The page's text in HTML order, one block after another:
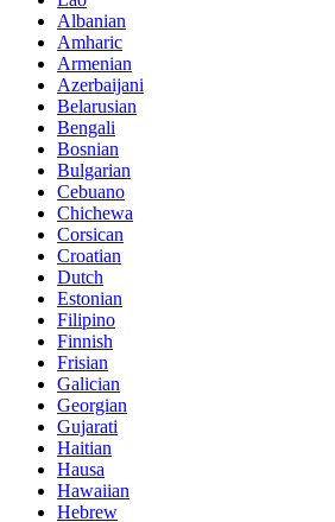
Albanian
Amharic
Armenian
Azerbaijani
Belarusian
Bengali
Bosnian
Bulgarian
Cebuano
Chichewa
Corsican
Croatian
Dutch
Estonian
Filipino
Finnish
Frisian
Galician
Georgian
Gujarati
Haitian
Hausa
Hawaiian
Hebrew